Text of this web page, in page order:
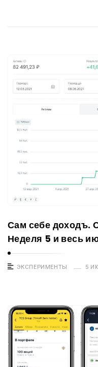
Сам себе доходъ.
Неделя 5 и весь
ЭКСПЕРИМЕНТЫ 5